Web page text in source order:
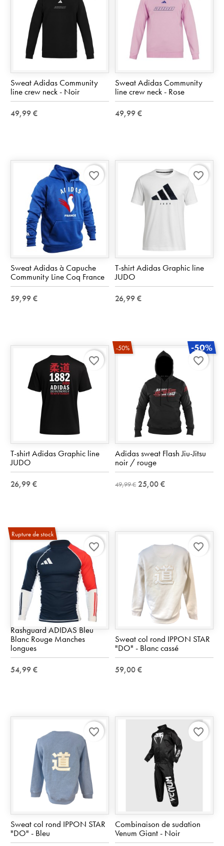
Sweat Adidas Community
line crew neck - Noir
49,99 €
Sweat Adidas Community
line crew neck - Rose
49,99 €
Sweat Adidas à Capuche
Community Line Coq France
59,99 €
favorite_border
T-shirt Adidas Graphic line
JUDO
26,99 €
favorite_border
T-shirt Adidas Graphic line
JUDO
26,99 €
favorite_border
-50% -50%
Adidas sweat Flash Jiu-Jitsu
noir / rouge
49,99 € 25,00 €
favorite_border
Rupture de stock
Rashguard ADIDAS Bleu
Blanc Rouge Manches
longues
54,99 €
favorite_border
Sweat col rond IPPON STAR
"DO" - Blanc cassé
59,00 €
favorite_border
Sweat col rond IPPON STAR
"DO" - Bleu
favorite_border
Combinaison de sudation
Venum Giant - Noir
favorite_border